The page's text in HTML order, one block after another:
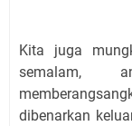
Kita juga
semalam,
dibenarkan